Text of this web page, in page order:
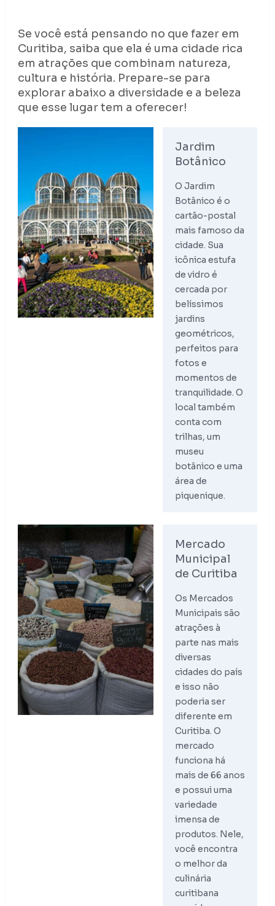
Se você está pensando no que fazer em
Curitiba, saiba que ela é uma cidade rica
em atrações que combinam natureza,
cultura e história. Prepare-se para
explorar abaixo a diversidade e a beleza
que esse lugar tem a oferecer!
Jardim
Botânico
O Jardim
Botânico é o
cartão-postal
mais famoso da
cidade. Sua
icônica estufa
de vidro é
cercada por
belíssimos
jardins
geométricos,
perfeitos para
fotos e
momentos de
tranquilidade. O
local também
conta com
trilhas, um
museu
botânico e uma
área de
piquenique.
Mercado
Municipal
de Curitiba
Os Mercados
Municipais são
atrações à
parte nas mais
diversas
cidades do país
e isso não
poderia ser
diferente em
Curitiba. O
mercado
funciona há
mais de 66 anos
e possui uma
variedade
imensa de
produtos. Nele,
você encontra
o melhor da
culinária
curitibana